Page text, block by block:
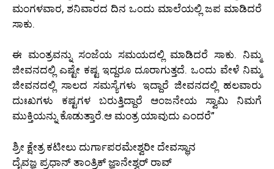
ಮಂಗಳವಾರ, ಶನಿವಾರದ ದಿನ ಒಂದು ಮಾಲೆಯಲ್ಲಿ ಜಪ ಮಾಡಿದರೆ
ಸಾಕು.
ಈ ಮಂತ್ರವನ್ನು ಸಂಜೆಯ ಸಮಯದಲ್ಲಿ ಮಾಡಿದರೆ ಸಾಕು. ನಿಮ್ಮ
ಜೀವನದಲ್ಲಿ ಎಷ್ಟೇ ಕಷ್ಟ ಇದ್ದರೂ ದೂರಾಗುತ್ತದೆ. ಒಂದು ವೇಳೆ ನಿಮ್ಮ
ಜೀವನದಲ್ಲಿ ಸಾಲದ ಸಮಸ್ಯೆಗಳು ಇದ್ದಾರೆ ಜೀವನದಲ್ಲಿ ಹಲವಾರು
ದುಃಖಗಳು ಕಷ್ಟಗಳ ಬರುತ್ತಿದ್ದಾರೆ ಆಂಜನೇಯ ಸ್ವಾಮಿ ನಿಮಗೆ
ಮುಕ್ತಿಯನ್ನು ಕೊಡುತ್ತಾರೆ.ಆ ಮಂತ್ರ ಯಾವುದು ಎಂದರೆ”
ಶ್ರೀ ಕ್ಷೇತ್ರ ಕಟೀಲು ದುರ್ಗಾಪರಮೇಶ್ವರೀ ದೇವಸ್ಥಾನ
ದೈವಜ್ಞ ಪ್ರಧಾನ್ ತಾಂತ್ರಿಕ್ ಜ್ಞಾನೇಶ್ವರ್ ರಾವ್